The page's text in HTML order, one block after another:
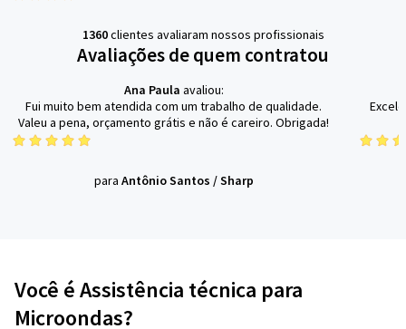
1360clientes avaliaram nossos profissionais
Avaliações de quem contratou
Ana Paula avaliou:
Fui muito bem atendida com um trabalho de qualidade.
Valeu a pena, orçamento grátis e não é careiro. Obrigada!
para Antônio Santos /Sharp
Você é Assistência técnica para
Microondas?